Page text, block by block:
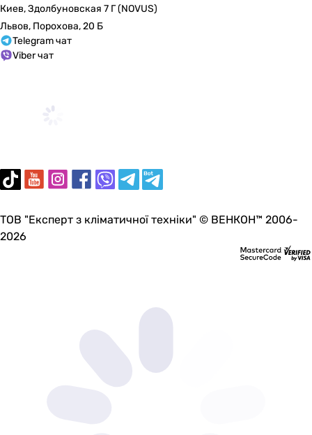
Киев, Здолбуновская 7 Г (NOVUS)
Львов, Порохова, 20 Б
Telegram чат
Viber чат
ТОВ "Експерт з кліматичної техніки" © ВЕНКОН™ 2006-
2026